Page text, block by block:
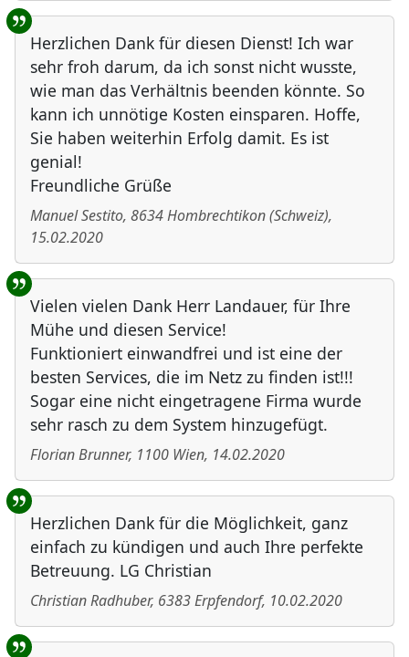
Herzlichen Dank für diesen Dienst! Ich war
sehr froh darum, da ich sonst nicht wusste,
wie man das Verhältnis beenden könnte. So
kann ich unnötige Kosten einsparen. Hoffe,
Sie haben weiterhin Erfolg damit. Es ist
genial!
Freundliche Grüße
Manuel Sestito, 8634Hombrechtikon(Schweiz),
15.02.2020
Vielen vielen Dank Herr Landauer, für Ihre
Mühe und diesen Service!
Funktioniert einwandfrei und ist eine der
besten Services, die im Netz zu finden ist!!!
Sogar eine nicht eingetragene Firma wurde
sehr rasch zu dem System hinzugefügt.
Florian Brunner, 1100 Wien, 14.02.2020
Herzlichen Dank für die Möglichkeit, ganz
einfach zu kündigen und auch Ihre perfekte
Betreuung. LG Christian
Christian Radhuber, 6383Erpfendorf, 10.02.2020